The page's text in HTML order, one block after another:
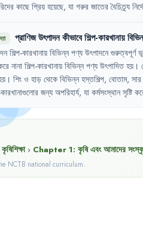
কাছে প্রিয় হয়েছে, যা গরুর জাতের বৈচিত্র্য
প্রাণিজউৎপাদনকীভাবেশিল্প-কারখানায়
শিল্প-কারখানায় বিভিন্ন পণ্য উৎপাদনে গুরুত্বপূর্ণ
নানা শিল্প-কারখানায় বিভিন্ন পণ্য উৎপাদিত হয় ।
। শিং ও হাড় থেকে বিভিন্ন হস্তশিল্প, বোতাম, সার
কারখানাগুলোর জন্য অপরিহার্য, যা কর্মসংস্থান সৃষ্টি
কৃষিশিক্ষা › Chapter 1: কৃষি এবং আমাদের
NCTB national curriculum.